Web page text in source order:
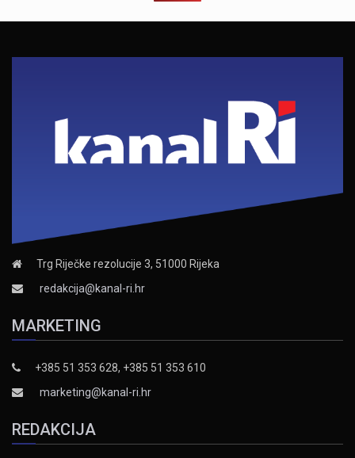
Trg Riječke rezolucije 3, 51000 Rijeka
redakcija@kanal-ri.hr
MARKETING
+385 51 353 628, +385 51 353 610
marketing@kanal-ri.hr
REDAKCIJA